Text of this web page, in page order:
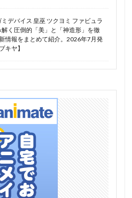
デバイス 皇巫 ツクヨミ ファビュラ
く圧倒的「美」と「神造形」を徹
情報をまとめて紹介。2026年7月発
キヤ】